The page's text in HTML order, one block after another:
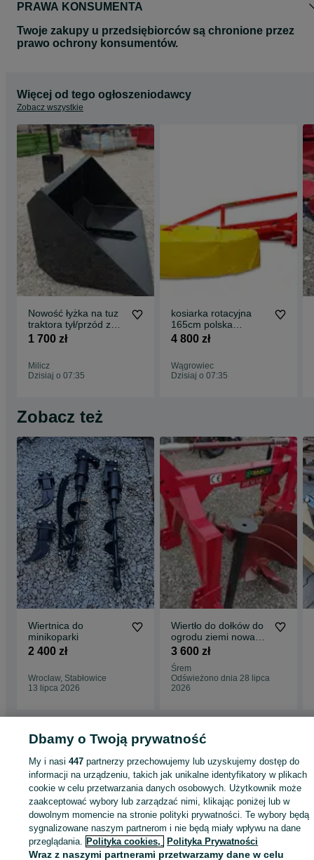
PRAWA KONSUMENTA
Twoje zakupy u przedsiębiorców są chronione przez
prawo ochrony konsumentów.
Więcej od tego ogłoszeniodawcy
Zobacz wszystkie
Nowość łyżka na tuz
traktora tył/przód z
kiper wywrot koliba
1 700 zł
Milicz
Dzisiaj o 07:35
kosiarka rotacyjna
165cm polska
produkcja skośne
4 800 zł
Wągrowiec
Dzisiaj o 07:35
Zobacz też
Wiertnica do
minikoparki
2 400 zł
Wrocław, Stabłowice
13 lipca 2026
Wiertło do dołków do
ogrodu ziemi nowa
wiertnica świder
3 600 zł
Śrem
Odświeżono dnia 28 lipca
2026
rolniczych - Dolnośląskie
Części do maszyn rolniczych - Kłodzko
KATEGORIA
ID:989744541 Wyświetlenia:
Dbamy o Twoją prywatność
My i nasi447 partnerzy przechowujemy lub uzyskujemy dostęp do
informacji na urządzeniu, takich jak unikalne identyfikatory w plikach
cookie w celu przetwarzania danych osobowych. Użytkownik może
zaakceptować wybory lub zarządzać nimi, klikając poniżej lub w
dowolnym momencie na stronie polityki prywatności. Te wybory będą
sygnalizowane naszym partnerom i nie będą miały wpływu na dane
przeglądania. Polityka cookies, Polityka Prywatności
Wraz z naszymi partnerami przetwarzamy dane w celu